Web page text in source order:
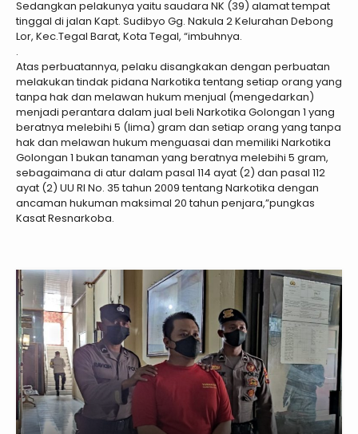
Sedangkan pelakunya yaitu saudara NK (39) alamat tempat
tinggal di jalan Kapt. Sudibyo Gg. Nakula 2 Kelurahan Debong
Lor, Kec.Tegal Barat, Kota Tegal, “imbuhnya.
.
Atas perbuatannya, pelaku disangkakan dengan perbuatan
melakukan tindak pidana Narkotika tentang setiap orang yang
tanpa hak dan melawan hukum menjual (mengedarkan)
menjadi perantara dalam jual beli Narkotika Golongan 1 yang
beratnya melebihi 5 (lima) gram dan setiap orang yang tanpa
hak dan melawan hukum menguasai dan memiliki Narkotika
Golongan 1 bukan tanaman yang beratnya melebihi 5 gram,
sebagaimana di atur dalam pasal 114 ayat (2) dan pasal 112
ayat (2) UU RI No. 35 tahun 2009 tentang Narkotika dengan
ancaman hukuman maksimal 20 tahun penjara,”pungkas
Kasat Resnarkoba.